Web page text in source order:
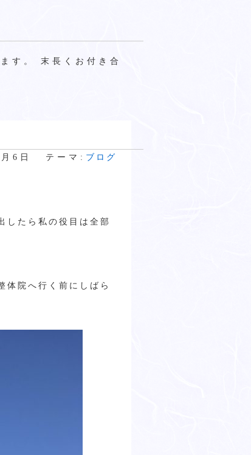
す。 末長くお付き合
6日 テーマ: ブログ
したら私の役目は全部
体院へ行く前にしばら